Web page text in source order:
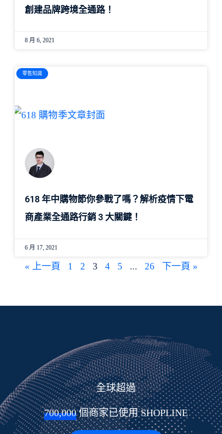
創建品牌跨境全通路！
8 月 6, 2021
零售知識
618 年中購物節你參戰了嗎？解析疫情下電
商產業全通路行銷 3 大關鍵！
6 月 17, 2021
« 上一頁 1 2 3 4 5 ... 26 下一頁 »
全球超過
700,000 個商家已使用 SHOPLINE